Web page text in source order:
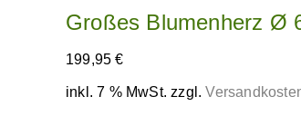
Großes Blumenherz Ø
199,95€
inkl. 7 % MwSt. zzgl.